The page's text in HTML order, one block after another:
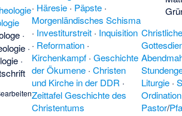
Kritik an
(en)·
Kirche
·Leitwort
·
·
·
· Häresie · Päpste ·
Morgenländisches Schisma
· Investiturstreit · Inquisition
· Reformation ·
Kirchenkampf ·Geschichte
der Ökumene ·Christen
und Kirche in der DDR ·
Zeittafel Geschichte des
Christentums
Liturgie ·
Ordination
Pastor/